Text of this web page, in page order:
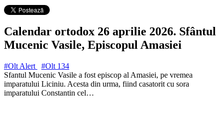
Calendar ortodox 26 aprilie 2026. Sfântul
Mucenic Vasile, Episcopul Amasiei
#Olt Alert #Olt 134
Sfantul Mucenic Vasile a fost episcop al Amasiei, pe vremea
imparatului Liciniu. Acesta din urma, fiind casatorit cu sora
imparatului Constantin cel…